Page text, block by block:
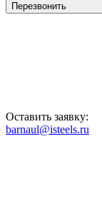
Перезвонить
Оставить заявку:
barnaul@isteels.ru